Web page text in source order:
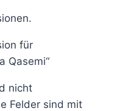
für
Qasemi“
nicht
Felder sind mit